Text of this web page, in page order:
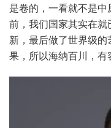
是卷的，一看就不是
前，我们国家其实在
新，最后做了世界级
果，所以海纳百川，有